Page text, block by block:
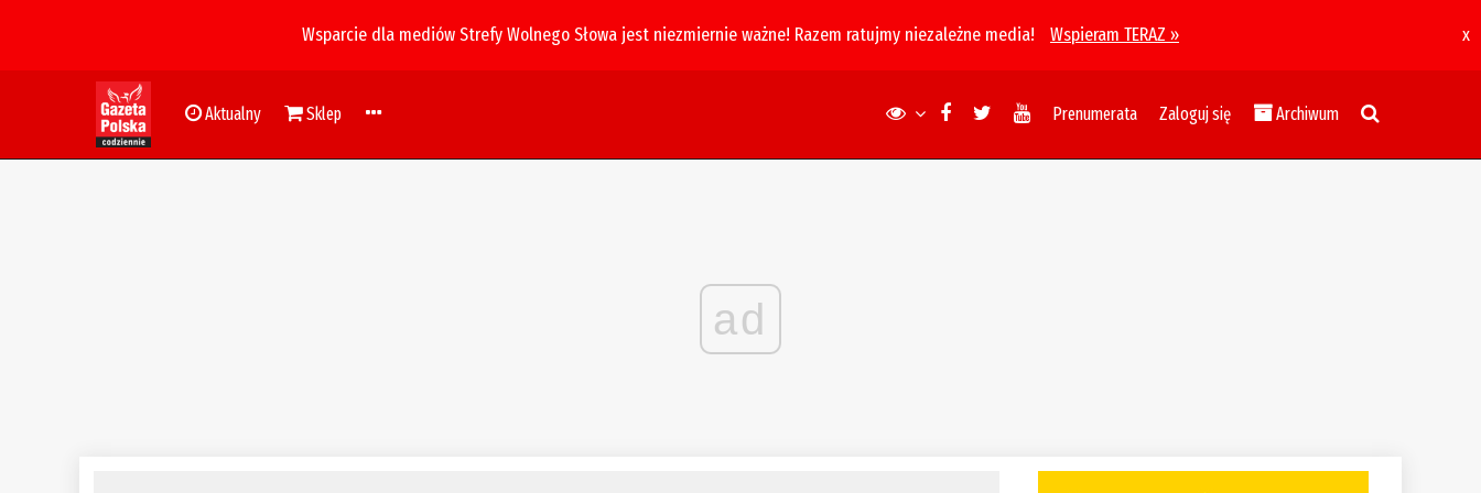
Wsparcie dla mediów Strefy Wolnego Słowa jest niezmiernie ważne! Razem ratujmy niezależne media! Wspieram TERAZ » x
Aktualny Sklep Prenumerata Zaloguj się Archiwum
ad